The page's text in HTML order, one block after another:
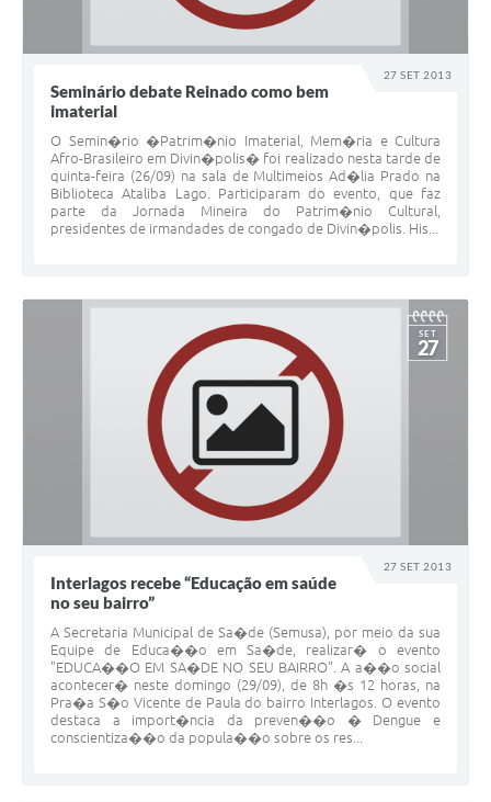
27 SET 2013
Seminário debate Reinado como bem
imaterial
O Semin�rio �Patrim�nio Imaterial, Mem�ria e Cultura
Afro-Brasileiro em Divin�polis� foi realizado nesta tarde de
quinta-feira (26/09) na sala de Multimeios Ad�lia Prado na
Biblioteca Ataliba Lago. Participaram do evento, que faz
parte da Jornada Mineira do Patrim�nio Cultural,
presidentes de irmandades de congado de Divin�polis. His...
27 SET 2013
SET
27
Interlagos recebe “Educação em saúde
no seu bairro”
A Secretaria Municipal de Sa�de (Semusa), por meio da sua
Equipe de Educa��o em Sa�de, realizar� o evento
"EDUCA��O EM SA�DE NO SEU BAIRRO". A a��o social
acontecer� neste domingo (29/09), de 8h �s 12 horas, na
Pra�a S�o Vicente de Paula do bairro Interlagos. O evento
destaca a import�ncia da preven��o � Dengue e
conscientiza��o da popula��o sobre os res...